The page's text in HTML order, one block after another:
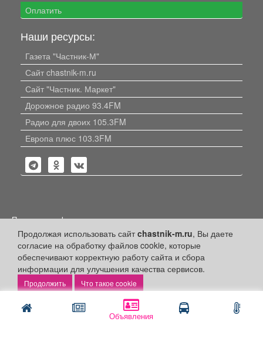
Объявления
Продолжая использовать сайтchastnik-m.ru, Вы даете
согласие на обработку файлов cookie, которые
обеспечивают корректную работу сайта и сбора
информации для улучшения качества сервисов.
Что такое cookie
Оплатить
Наши ресурсы:
Газета "Частник-М"
Сайт chastnik-m.ru
Сайт "Частник. Маркет"
Дорожное радио 93.4FM
Радио для двоих 105.3FM
Европа плюс 103.3FM
Политика конфиденциальности
Публикации с пометкой «Реклама», «На правах рекламы»,
«Партнёрский проект» оплачены рекламодателем.
Редакция сайта не несет ответственности за достоверность
информации, содержащейся в рекламных материалах и
объявлениях.
ООО "Частник-М"